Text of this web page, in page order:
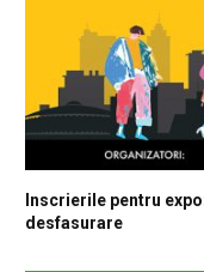
Inscrierile pentru
desfasurare